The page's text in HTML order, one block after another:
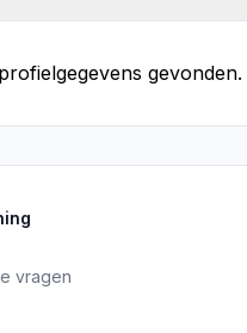
gevonden.
vragen